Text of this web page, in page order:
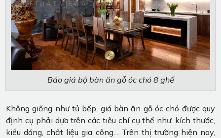
Báo giá bộ bàn ăn gỗ óc chó 8 ghế
Không giống như tủ bếp, giá bàn ăn gỗ óc chó được quy
định cụ phải dựa trên các tiêu chí cụ thể như: kích thước,
kiểu dáng, chất liệu gia công… Trên thị trường hiện nay,